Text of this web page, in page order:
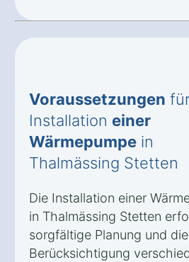
Voraussetzungen
Installation einer
Wärmepumpe in
Thalmässing Stetten
Die Installation einer
in Thalmässing Stetten
sorgfältige Planung und die
Berücksichtigung